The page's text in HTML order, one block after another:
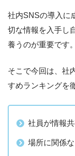
社内SNSの導入に
切な情報を入手し
養うのが重要です。
そこで今回は、社
すめランキングを
社員が情報
場所に関係